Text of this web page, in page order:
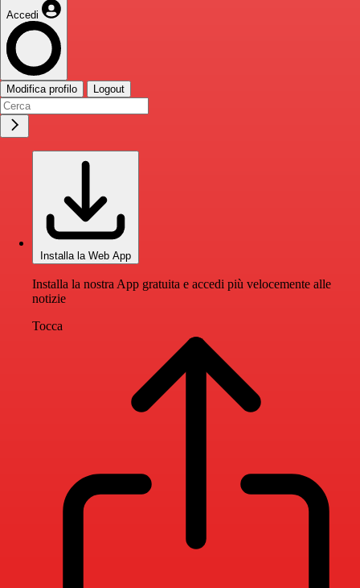
Accedi
Modifica profilo Logout
Installa la Web App
Installa la nostra App gratuita e accedi più velocemente alle
notizie
Tocca